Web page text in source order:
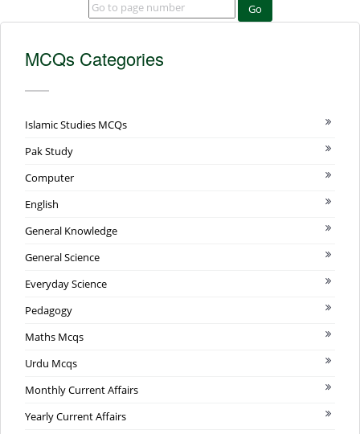
Go
MCQs Categories
Islamic Studies MCQs
Pak Study
Computer
English
General Knowledge
General Science
Everyday Science
Pedagogy
Maths Mcqs
Urdu Mcqs
Monthly Current Affairs
Yearly Current Affairs